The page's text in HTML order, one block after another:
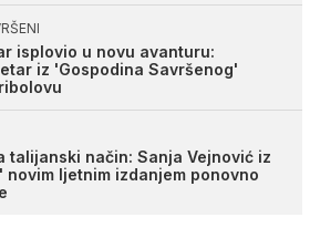
isplovio u novu avanturu:
iz 'Gospodina Savršenog'
talijanski način: Sanja Vejnović iz
novim ljetnim izdanjem ponovno